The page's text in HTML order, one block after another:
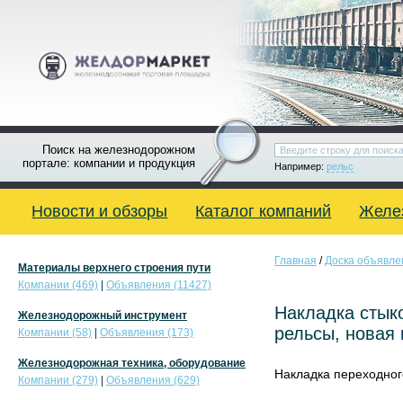
Поиск на железнодорожном
портале: компании и продукция
Например: рельс
Новости и обзоры Каталог компаний
Главная /Доска
Накладка
рельсы, новая
Накладка
Материалы верхнего строения пути
Компании (469)
Объявления (11427)
Железнодорожный инструмент
Компании (58)
Объявления (173)
Железнодорожная техника, оборудование
Компании (279)
Объявления (629)